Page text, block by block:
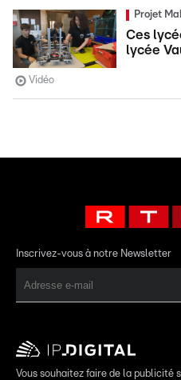
Projet
Ces
lycée
Vidéo
Inscrivez-vous à notre Newsletter
Vous souhaitez faire de la publicité